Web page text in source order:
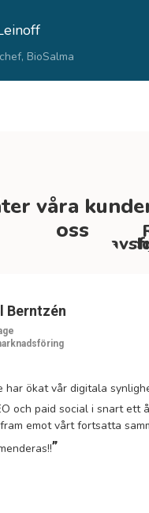
BioSalma
våra
oss
Berntzén
har ökat vår digitala
och paid social i snart ett
emot vårt fortsatta
”